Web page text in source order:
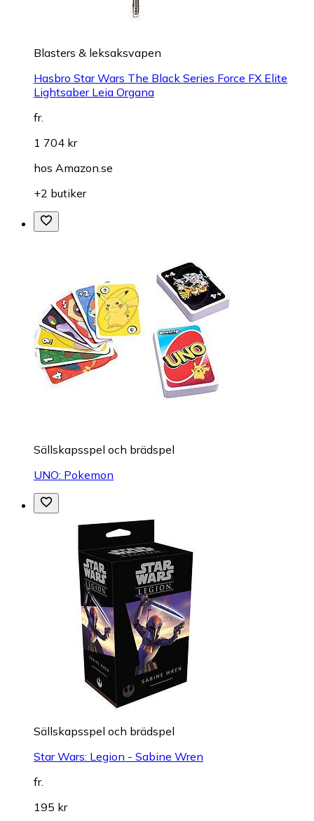
Blasters & leksaksvapen
Hasbro Star Wars The Black Series Force FX Elite
Lightsaber Leia Organa
fr.
1 704 kr
hos Amazon.se
+2 butiker
Sällskapsspel och brädspel
UNO: Pokemon
Sällskapsspel och brädspel
Star Wars: Legion - Sabine Wren
fr.
195 kr